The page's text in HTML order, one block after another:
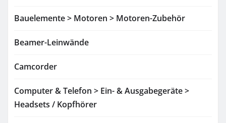
Bauelemente > Motoren > Motoren-Zubehör
Beamer-Leinwände
Camcorder
Computer & Telefon > Ein- & Ausgabegeräte >
Headsets / Kopfhörer